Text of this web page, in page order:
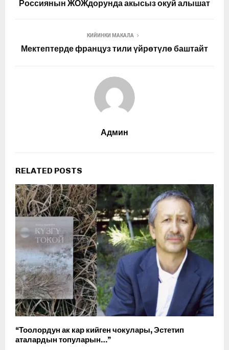
Россиянын ЖОЖдорунда акысыз окуй алышат
КИЙИНКИ МАКАЛА
Мектептерде француз тили үйрөтүлө баштайт
Админ
RELATED POSTS
“Тоолордун ак кар кийген чокулары, Эстетип
аталардын топуларын…”